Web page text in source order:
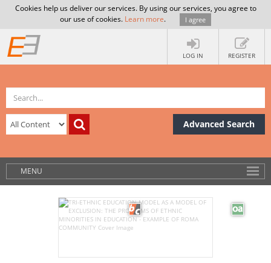
Cookies help us deliver our services. By using our services, you agree to
our use of cookies. Learn more. I agree
LOG IN REGISTER
Advanced Search
MENU